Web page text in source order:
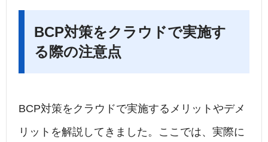
BCP対策をクラウドで実施す
る際の注意点
BCP対策をクラウドで実施するメリットやデメ
リットを解説してきました。ここでは、実際に